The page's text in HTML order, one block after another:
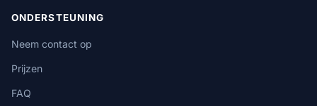
ONDERSTEUNING
Neem contact op
Prijzen
FAQ